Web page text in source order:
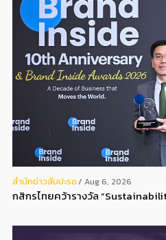
สํานักข่าวสับปะรด Aug 6, 2026
กสิกรไทยคว้ารางวัล